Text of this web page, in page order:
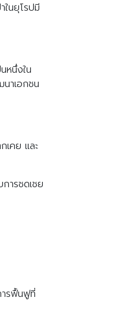
นยุโรปมี
หนึ่งใน
าเอกชน
เคย และ
ารชดเชย
ารฟื้นฟูที่